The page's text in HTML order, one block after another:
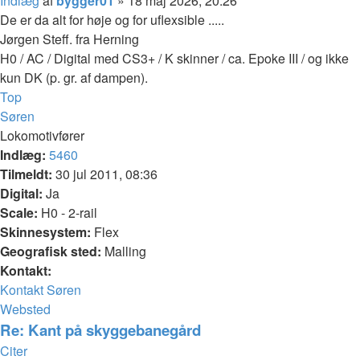
De er da alt for høje og for uflexsible .....
Jørgen Steff. fra Herning
H0 / AC / Digital med CS3+ / K skinner / ca. Epoke III / og ikke
kun DK (p. gr. af dampen).
Top
Søren
Lokomotivfører
Indlæg: 5460
Tilmeldt: 30 jul 2011, 08:36
Digital: Ja
Scale: H0 - 2-rail
Skinnesystem: Flex
Geografisk sted: Malling
Kontakt:
Kontakt Søren
Websted
Re: Kant på skyggebanegård
Citer